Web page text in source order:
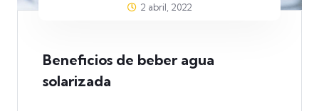
2 abril, 2022
Beneficios de beber agua
solarizada